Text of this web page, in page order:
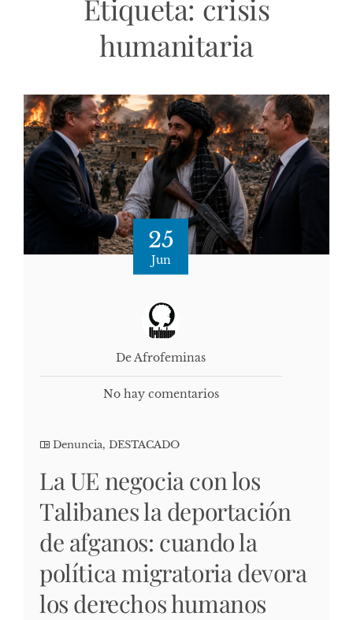
Etiqueta: crisis
humanitaria
25
Jun
De Afrofeminas
No hay comentarios
Denuncia, DESTACADO
La UE negocia con los
Talibanes la deportación
de afganos: cuando la
política migratoria devora
los derechos humanos